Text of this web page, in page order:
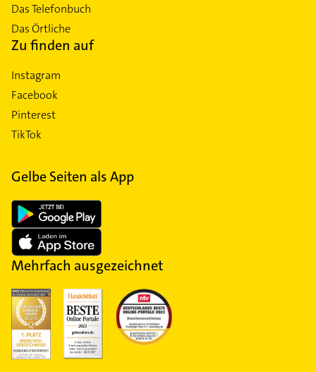
Das Telefonbuch
Das Örtliche
Zu finden auf
Instagram
Facebook
Pinterest
TikTok
Gelbe Seiten als App
Mehrfach ausgezeichnet